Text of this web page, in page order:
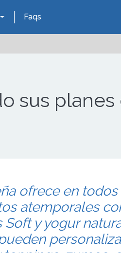
Faqs
sus planes
ofrece en
atemporales
Soft y yogur